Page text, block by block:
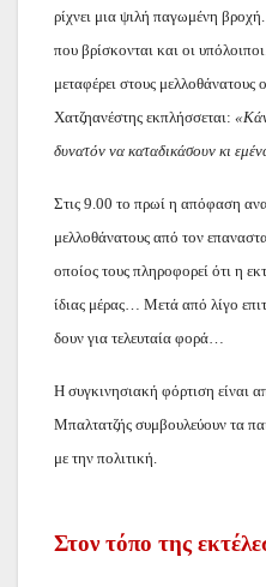
ρίχνει μια ψιλή παγωμένη
που βρίσκονται και οι
μεταφέρει στους
Χατζηανέστης εκπλήσσεται:
δυνατόν να καταδικάσουν κι
Στις 9.00 το πρωί η απόφαση
μελλοθάνατους από τον
οποίος τους πληροφορεί ότι η
ίδιας μέρας… Μετά από λίγο
δουν για τελευταία φορά…
Η συγκινησιακή φόρτιση είναι
Μπαλτατζής συμβουλεύουν τα
με την πολιτική.
Στον τόπο της